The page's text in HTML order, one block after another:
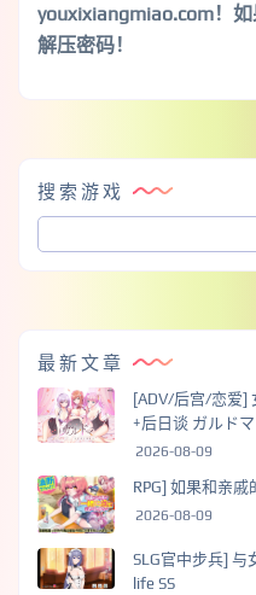
youxixiangmiao.com！
解压密码！
搜索游戏
最新文章
[ADV/后宫/恋爱]
+后日谈 ガルド
2026-08-09
RPG] 如果和亲
2026-08-09
SLG官中步兵] 与
life SS